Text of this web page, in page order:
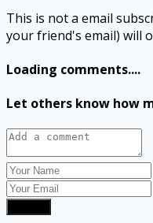
This is not a email
your friend's email) will
Loading comments....
Let others know how